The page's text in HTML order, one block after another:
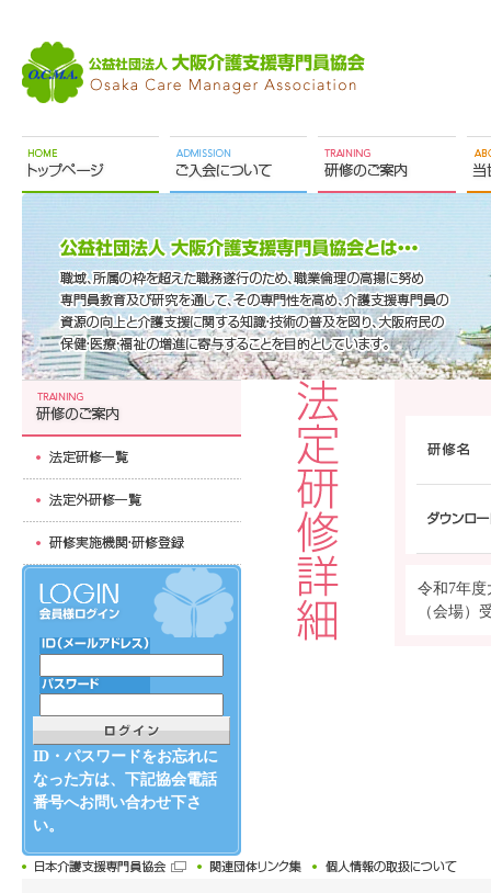
ID・パスワードをお忘れに
なった方は、下記協会電話
番号へお問い合わせ下さ
い。
令和7年
（会場）